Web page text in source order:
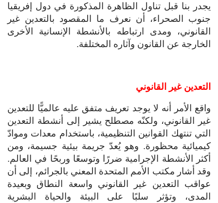
يجدر بنا قبل تناول الظاهرة المذكورة في دول إفريقيا
جنوب الصحراء، أن نعرف ما المقصود بالتعدين غير
القانوني، ومدى ارتباطه بالأنشطة الإنسانية الأخرى
الخارجة عن القانون وآثاره المختلفة.
التعدين غير القانوني
واقع الأمر أنه لا يوجد تعريف متفق عليه عالميًّا للتعدين
غير القانوني، ولكنّه مصطلح يشير إلى أنشطة التعدين
التي تنتهك القوانين التنظيمية، باستخدام معدات وموادّ
كيميائية محظورة. وهو يُعدّ جريمة بيئية جسيمة، ومن
أكثر الأنشطة الإجرامية ضررًا وتوسعًا وربحًا في العالم.
وقد أشار مكتب الأمم المتحدة المعني بالجرائم، إلى أن
عواقب التعدين غير القانوني واسعة النطاق وبعيدة
المدى، وتؤثر سلبًا على البيئة والحياة البشرية